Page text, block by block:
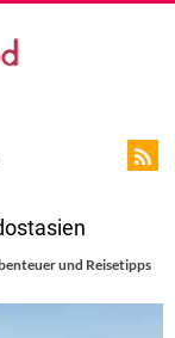
und Reisetipps